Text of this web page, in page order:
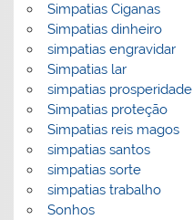
Simpatias Ciganas
Simpatias dinheiro
simpatias engravidar
Simpatias lar
simpatias prosperidade
Simpatias proteção
Simpatias reis magos
simpatias santos
simpatias sorte
simpatias trabalho
Sonhos